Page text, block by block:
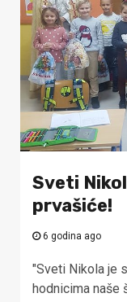
Sveti
prvašiće!
6 godina ago
"Sveti Nikola je
hodnicima naše